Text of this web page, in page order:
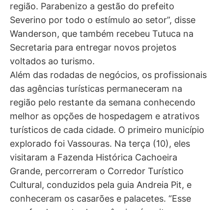
região. Parabenizo a gestão do prefeito
Severino por todo o estímulo ao setor”, disse
Wanderson, que também recebeu Tutuca na
Secretaria para entregar novos projetos
voltados ao turismo.
Além das rodadas de negócios, os profissionais
das agências turísticas permaneceram na
região pelo restante da semana conhecendo
melhor as opções de hospedagem e atrativos
turísticos de cada cidade. O primeiro município
explorado foi Vassouras. Na terça (10), eles
visitaram a Fazenda Histórica Cachoeira
Grande, percorreram o Corredor Turístico
Cultural, conduzidos pela guia Andreia Pit, e
conheceram os casarões e palacetes. “Esse